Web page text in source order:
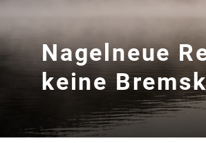
Nagelneue
keine